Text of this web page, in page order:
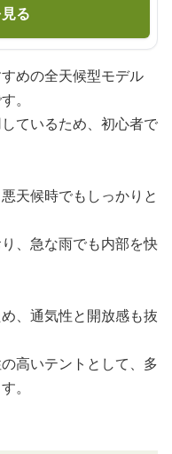
る
めの全天候型モデル
。
ているため、初心者で
天候時でもしっかりと
、急な雨でも内部を快
、通気性と開放感も抜
高いテントとして、多
。